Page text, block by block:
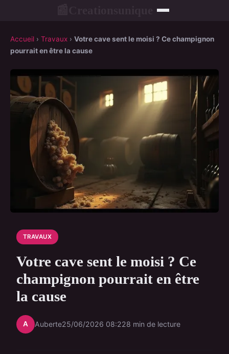
Accueil › Travaux › Votre cave sent le moisi ? Ce champignon
pourrait en être la cause
TRAVAUX
Votre cave sent le moisi ? Ce
champignon pourrait en être
la cause
A Auberte25/06/2026 08:228 min de lecture